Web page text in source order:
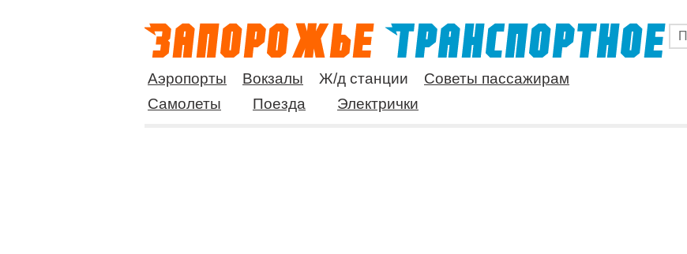
Аэропорты Вокзалы Ж/д станции
Советы пассажирам
Самолеты
Поезда Электрички